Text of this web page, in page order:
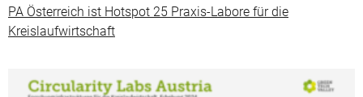
PA Österreich ist Hotspot 25 Praxis-Labore für die
Kreislaufwirtschaft